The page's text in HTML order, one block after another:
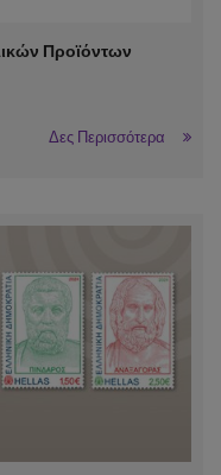
Προϊόντων
Δες Περισσότερα